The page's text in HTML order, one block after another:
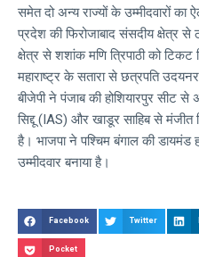
समेत दो अन्य राज्यों के उम्मीदवारों का
प्रदेश की फिरोजाबाद संसदीय क्षेत्र से
क्षेत्र से शशांक मणि त्रिपाठी को
महाराष्ट्र के सतारा से छत्रपति
बीजेपी ने पंजाब की होशियारपुर सीट से
सिद्दू (IAS) और खाडूर साहिब से मंजीत
है। भाजपा ने पश्चिम बंगाल की डायमंड
उम्मीदवार बनाया है।
Facebook Twitter
Pocket